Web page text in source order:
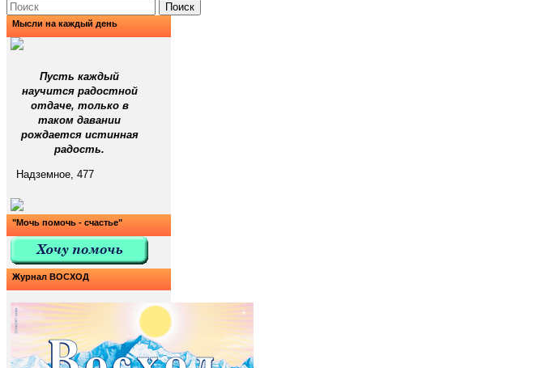
Поиск
Мысли на каждый день
Пусть каждый
научится радостной
отдаче, только в
таком давании
рождается истинная
радость.
Надземное, 477
"Мочь помочь - счастье"
Журнал ВОСХОД